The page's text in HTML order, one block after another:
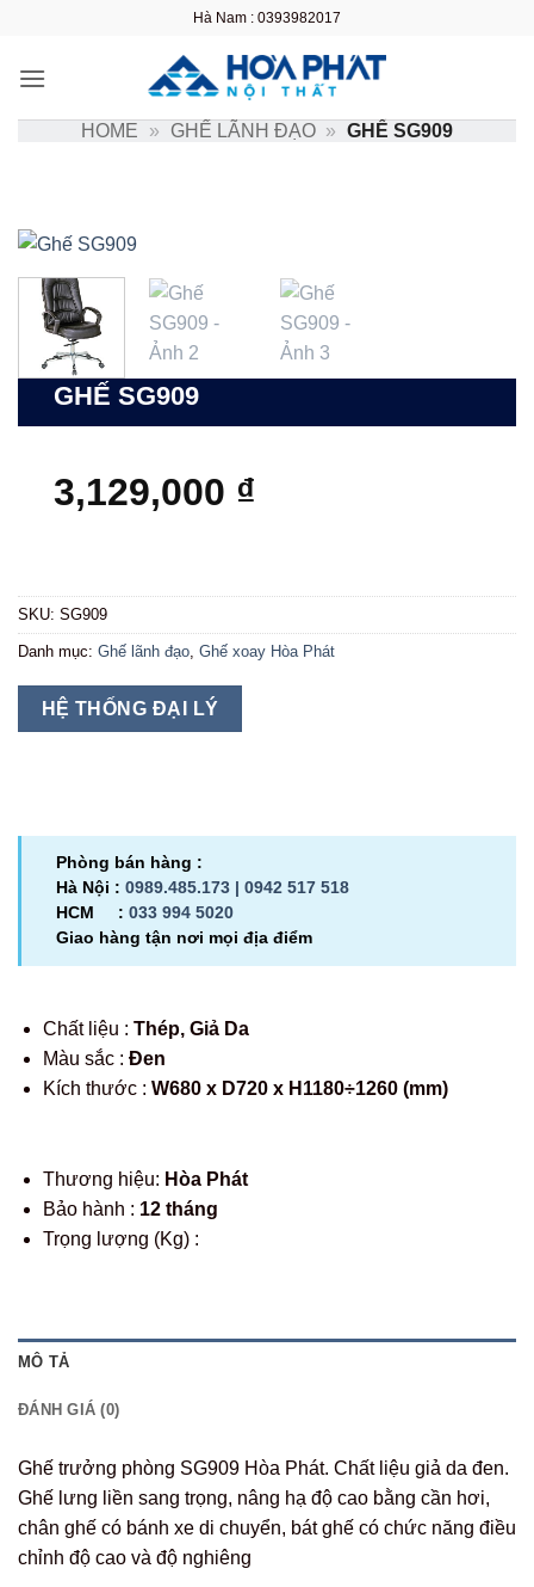
nội
Hà Nam : 0393982017
HOME » GHẾ LÃNH ĐẠO » GHẾ SG909
GHẾ SG909
3,129,000 ₫
SKU: SG909
Danh mục: Ghế lãnh đạo, Ghế xoay Hòa Phát
HỆ THỐNG ĐẠI LÝ
Phòng bán hàng :
Hà Nội : 0989.485.173 | 0942 517 518
HCM : 033 994 5020
Giao hàng tận nơi mọi địa điểm
Chất liệu : Thép, Giả Da
Màu sắc : Đen
Kích thước : W680 x D720 x H1180÷1260 (mm)
Thương hiệu: Hòa Phát
Bảo hành : 12 tháng
Trọng lượng (Kg) :
MÔ TẢ
ĐÁNH GIÁ (0)
Ghế trưởng phòng SG909 Hòa Phát. Chất liệu giả da đen.
Ghế lưng liền sang trọng, nâng hạ độ cao bằng cần hơi,
chân ghế có bánh xe di chuyển, bát ghế có chức năng điều
chỉnh độ cao và độ nghiêng